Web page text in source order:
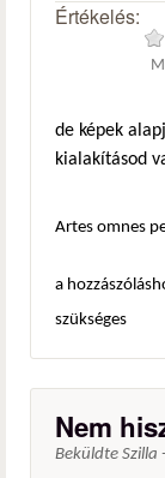
Értékelés:
de képek
kialakításod
Artes omnes
a
szükséges
Nem
Beküldte Szilla -